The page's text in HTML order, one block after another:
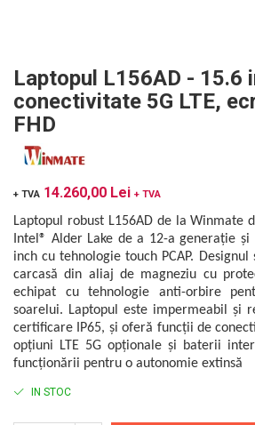
Vibrometre
Analizoare achiziții de date
Condiționere
Anemometre
Stații de monitorizare meteo
Alte echipamente de măsurare
Mașini și utilaje industriale
Utilaje feroviare
Mașini de echilibrare dinamică
Sisteme electrodinamice de testare la
vibrații
Camere climatice
Măsurători termoviziune
Software
Analizoare achiziții de date
Anemometre
Sonometre
Stații de monitorizare meteo
Alte echipamente de măsurare
Elevatoare mobile
Platforme de ridicare cu boghiuri
Platouri rotative
Echipamente pentru operații de
sudură
Boghiuri de cale ferată
Alte utilaje feroviare
Echipament testare sisteme de
franare vehicule feroviare
Macarale portal
Accelerometre IEPE triaxiale
Traductoare vibratii 4-20 mA
Traductoare ICP de viteză de vibrații
Senzori de vibrații cu fir
Senzori AGS
Microfoane de măsurare
Senzori de deplasare
Senzori seismici
VibraSens
Winmate
Lunitek
Gill Instruments
ZAGRO
Emanuel
Romell Inc.
Laptopul L156AD - 15.6
conectivitate 5G LTE,
FHD
+ TVA 14.260,00 Lei + TVA
Laptopul robust L156AD de la Winmate
Intel® Alder Lake de a 12-a generație
inch cu tehnologie touch PCAP.
carcasă din aliaj de magneziu cu
echipat cu tehnologie anti-orbire
soarelui. Laptopul este impermeabil și
certificare IP65, și oferă funcții de
opțiuni LTE 5G opționale și baterii
funcționării pentru o autonomie extinsă
IN STOC